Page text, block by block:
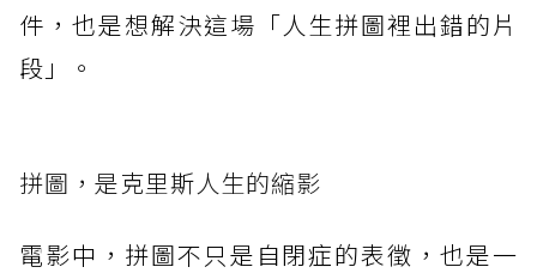
件，也是想解決這場「人生拼圖裡出錯的片
段」。
拼圖，是克里斯人生的縮影
電影中，拼圖不只是自閉症的表徵，也是一